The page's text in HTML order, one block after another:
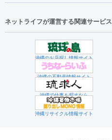
ネットライフが運営する関連サービス
沖縄のお店探し情報サイト
沖縄の不動産情報サイト
沖縄で仕事を探すなら
沖縄リサイクル情報サイト